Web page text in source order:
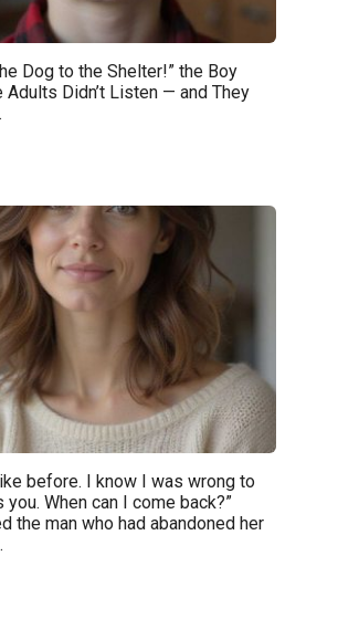
Dog to the Shelter!” the Boy
Adults Didn’t Listen — and They
before. I know I was wrong to
When can I come back?”
the man who had abandoned her